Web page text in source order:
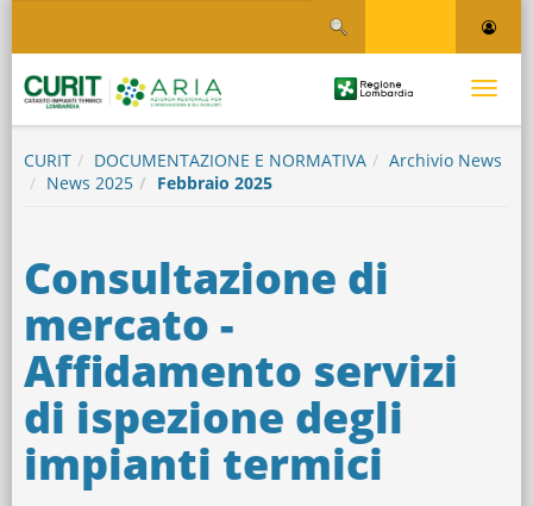
principale
Toggle
Logo
Logo
Regione
CURIT DOCUMENTAZIONE E NORMATIVA
Archivio News
News 2025
Febbraio 2025
Consultazione di
mercato -
Affidamento servizi
di ispezione degli
impianti termici